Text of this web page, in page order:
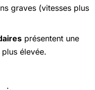
graves (vitesses plus
présentent une
élevée.